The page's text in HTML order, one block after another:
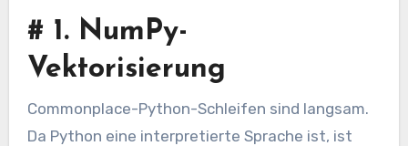
# 1. NumPy-
Vektorisierung
Commonplace-Python-Schleifen sind langsam.
Da Python eine interpretierte Sprache ist, ist